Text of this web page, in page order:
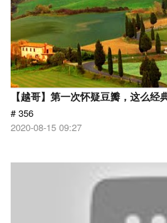
【越哥】第一次怀疑豆瓣，这么经
# 356
2020-08-15 09:27